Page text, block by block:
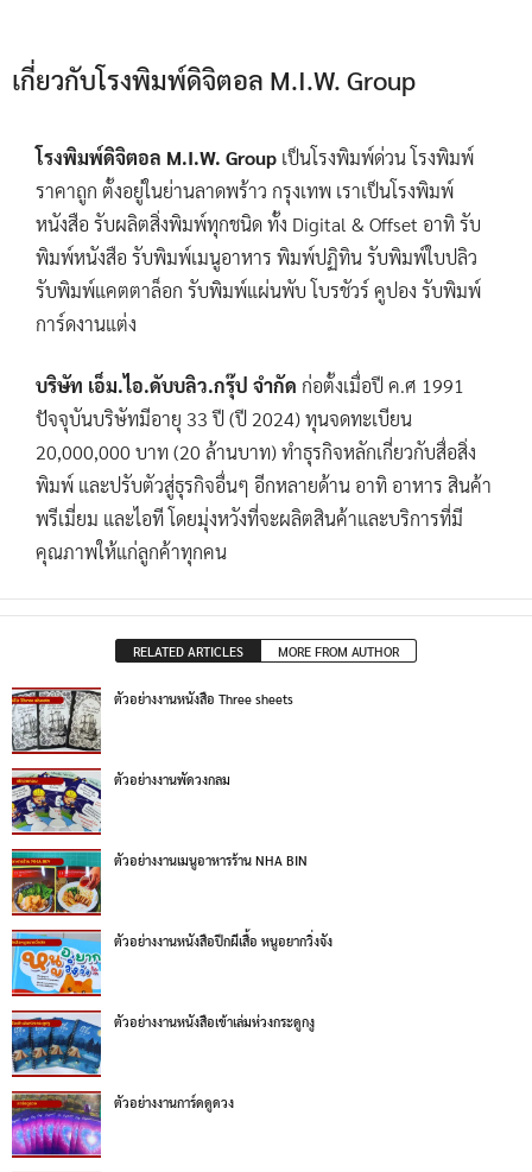
เกี่ยวกับโรงพิมพ์ดิจิตอล M.I.W. Group
โรงพิมพ์ดิจิตอล M.I.W. Group เป็นโรงพิมพ์ด่วน โรงพิมพ์
ราคาถูก ตั้งอยู่ในย่านลาดพร้าว กรุงเทพ เราเป็นโรงพิมพ์
หนังสือ รับผลิตสิ่งพิมพ์ทุกชนิด ทั้ง Digital & Offset อาทิ รับ
พิมพ์หนังสือ รับพิมพ์เมนูอาหาร พิมพ์ปฏิทิน รับพิมพ์ใบปลิว
รับพิมพ์แคตตาล็อก รับพิมพ์แผ่นพับ โบรชัวร์ คูปอง รับพิมพ์
การ์ดงานแต่ง
บริษัท เอ็ม.ไอ.ดับบลิว.กรุ๊ป จำกัด ก่อตั้งเมื่อปี ค.ศ 1991
ปัจจุบันบริษัทมีอายุ 33 ปี (ปี 2024) ทุนจดทะเบียน
20,000,000 บาท (20 ล้านบาท) ทำธุรกิจหลักเกี่ยวกับสื่อสิ่ง
พิมพ์ และปรับตัวสู่ธุรกิจอื่นๆ อีกหลายด้าน อาทิ อาหาร สินค้า
พรีเมี่ยม และไอที โดยมุ่งหวังที่จะผลิตสินค้าและบริการที่มี
คุณภาพให้แก่ลูกค้าทุกคน
RELATED ARTICLES MORE FROM AUTHOR
ตัวอย่างงานหนังสือ Three sheets
ตัวอย่างงานพัดวงกลม
ตัวอย่างงานเมนูอาหารร้าน NHA BIN
ตัวอย่างงานหนังสือปีกผีเสื้อ หนูอยากวิ่งจัง
ตัวอย่างงานหนังสือเข้าเล่มห่วงกระดูกงู
ตัวอย่างงานการ์ดดูดวง